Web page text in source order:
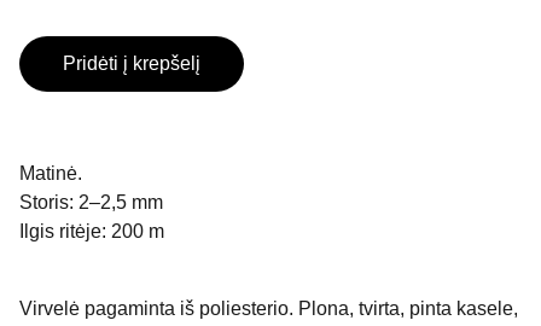
Pridėti į krepšelį
Matinė.
Storis: 2–2,5 mm
Ilgis ritėje: 200 m
Virvelė pagaminta iš poliesterio. Plona, tvirta, pinta kasele,